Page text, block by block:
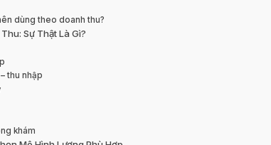
dùng theo doanh thu?
Sự Thật Là Gì?
thu nhập
khám